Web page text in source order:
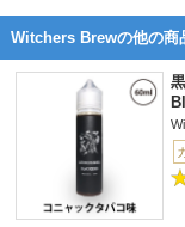
Witchers Brewの他の商